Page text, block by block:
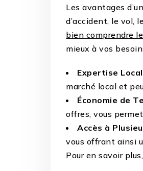
Les avantages
d’accident, le vol,
bien comprendre
mieux à vos
Expertise
marché local et
Économie de
offres, vous
Accès à
vous offrant ainsi
Pour en savoir